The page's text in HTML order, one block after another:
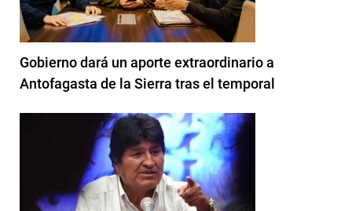
Gobierno dará un aporte extraordinario a
Antofagasta de la Sierra tras el temporal